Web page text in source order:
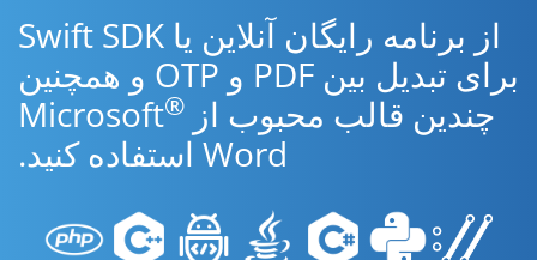
از برنامه رایگان آنلاین یا Swift SDK
برای تبدیل بین PDF و OTP و همچنین
چندین قالب محبوب از Microsoft ®
Word استفاده کنید.